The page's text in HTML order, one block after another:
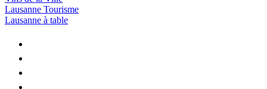
Lausanne Tourisme
Lausanne à table